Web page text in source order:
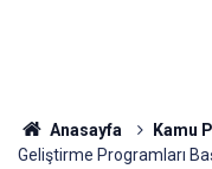
Anasayfa Kamu
Geliştirme Programları